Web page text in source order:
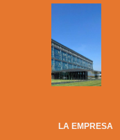
LA EMPRESA